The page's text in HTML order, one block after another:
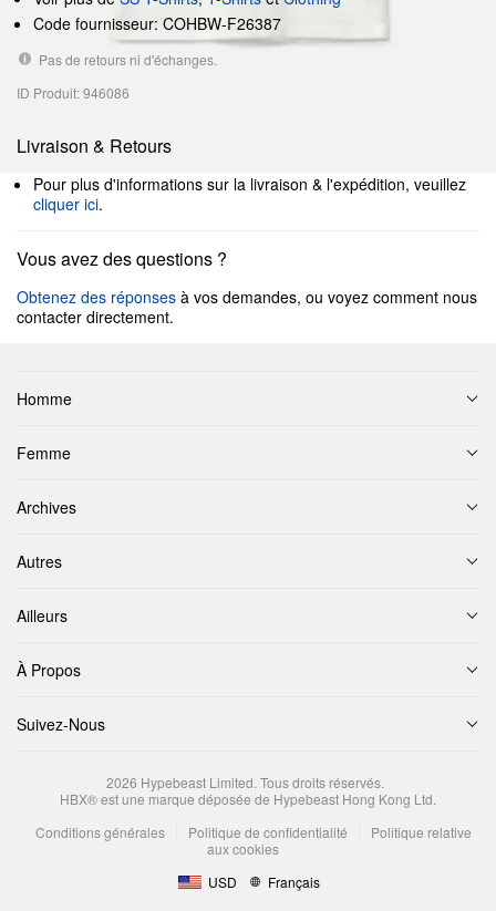
Code fournisseur: COHBW-F26387
Pas de retours ni d'échanges.
ID Produit: 946086
Livraison & Retours
Pour plus d'informations sur la livraison & l'expédition, veuillez
cliquer ici.
Vous avez des questions ?
Obtenez des réponses à vos demandes, ou voyez comment nous
contacter directement.
Homme
Femme
Archives
Autres
Ailleurs
À Propos
Suivez-Nous
2026 Hypebeast Limited. Tous droits réservés.
HBX® est une marque déposée de Hypebeast Hong Kong Ltd.
Conditions générales
Politique de confidentialité
Politique relative
aux cookies
USD
Français